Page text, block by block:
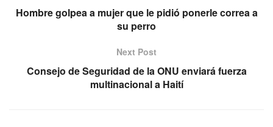
Hombre golpea a mujer que le pidió ponerle correa a
su perro
Next Post
Consejo de Seguridad de la ONU enviará fuerza
multinacional a Haití